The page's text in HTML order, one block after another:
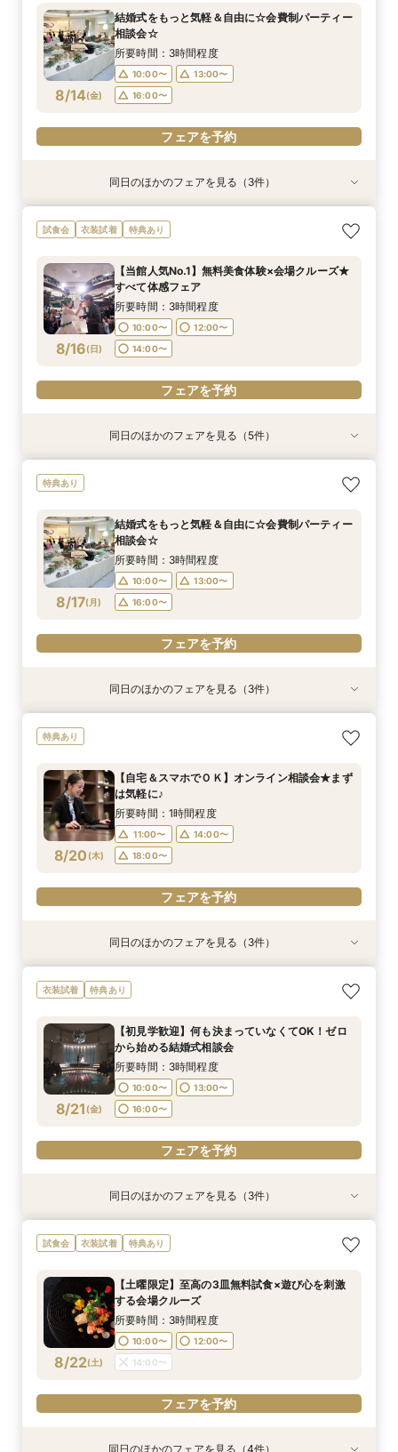
8/13(木)
11:00〜
18:00〜
フェアを予約
8/13(木)
10:00〜
16:00〜
フェアを予約
8/13(木)
10:00〜
16:00〜
フェアを予約
8/14(金)
結婚式をもっと気軽＆自由に☆会費制パーティー
相談会☆
所要時間：3時間程度
10:00〜
13:00〜
16:00〜
フェアを予約
8/14(金)
【30名様以下のシンプルW】和洋3挙式場×少人
数専用ホール見学
10:00〜
13:00〜
16:00〜
フェアを予約
8/14(金)
【自宅＆スマホでＯＫ】オンライン相談会★まず
は気軽に♪
11:00〜
14:00〜
18:00〜
フェアを予約
特典あり
8/14(金)
【初見学歓迎】何も決まっていなくてOK！ゼロ
から始める結婚式相談会
10:00〜
13:00〜
16:00〜
フェアを予約
同日のほかのフェアを見る（3件）
試食会 衣装試着 特典あり
8/16(日)
【当館人気No.1】無料美食体験×会場クルーズ★
すべて体感フェア
所要時間：3時間程度
10:00〜
12:00〜
14:00〜
フェアを予約
8/16(日)
【30名様以下のシンプルW】和洋3挙式場×少人
10:00〜
16:00〜
フェアを予約
8/16(日)
【自宅＆スマホでＯＫ】オンライン相談会★まず
11:00〜
18:00〜
フェアを予約
8/16(日)
結婚式をもっと気軽＆自由に☆会費制パーティー
10:00〜
16:00〜
フェアを予約
特典あり
8/16(日)
【初見学歓迎】何も決まっていなくてOK！ゼロ
10:00〜
16:00〜
フェアを予約
衣装試着 特典あり
8/16(日)
【月一BIG】ザ・チェルシーの全てを体感☆無料
10:00〜
14:00〜
フェアを予約
同日のほかのフェアを見る（5件）
特典あり
8/17(月)
結婚式をもっと気軽＆自由に☆会費制パーティー
相談会☆
所要時間：3時間程度
10:00〜
13:00〜
16:00〜
フェアを予約
8/17( 月 )
【30名様以下のシンプルW】和洋3挙式場×少人
10:00〜
16:00〜
フェアを予約
8/17( 月 )
【自宅＆スマホでＯＫ】オンライン相談会★まず
11:00〜
18:00〜
フェアを予約
特典あり
8/17( 月 )
【初見学歓迎】何も決まっていなくてOK！ゼロ
10:00〜
16:00〜
フェアを予約
同日のほかのフェアを見る（3件）
特典あり
8/20 (木)
【自宅＆スマホでＯＫ】オンライン相談会★まず
は気軽に♪
所要時間：1時間程度
11:00〜
14:00〜
18:00〜
フェアを予約
8/20(木)
【30名様以下のシンプルW】和洋3挙式場×少人
数専用ホール見学
10:00〜
13:00〜
16:00〜
フェアを予約
8/20(木)
結婚式をもっと気軽＆自由に☆会費制パーティー
相談会☆
10:00〜
13:00〜
16:00〜
フェアを予約
特典あり
8/20(木)
【初見学歓迎】何も決まっていなくてOK！ゼロ
から始める結婚式相談会
10:00〜
13:00〜
16:00〜
フェアを予約
同日のほかのフェアを見る（3件）
衣装試着 特典あり
8/21 (金)
【初見学歓迎】何も決まっていなくてOK！ゼロ
から始める結婚式相談会
所要時間：3時間程度
10:00〜
13:00〜
16:00〜
フェアを予約
8/21(金)
【30名様以下のシンプルW】和洋3挙式場×少人
数専用ホール見学
10:00〜
13:00〜
16:00〜
フェアを予約
8/21(金)
【自宅＆スマホでＯＫ】オンライン相談会★まず
は気軽に♪
11:00〜
14:00〜
18:00〜
フェアを予約
8/21(金)
結婚式をもっと気軽＆自由に☆会費制パーティー
相談会☆
10:00〜
13:00〜
16:00〜
フェアを予約
同日のほかのフェアを見る（3件）
試食会 衣装試着 特典あり
8/22(土)
【土曜限定】至高の3皿無料試食×遊び心を刺激
する会場クルーズ
所要時間：3時間程度
10:00〜
12:00〜
14:00〜
フェアを予約
同日のほかのフェアを見る（4件）